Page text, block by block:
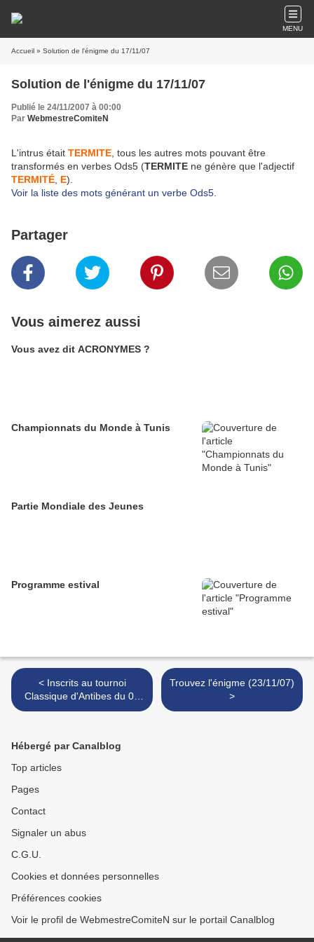
MENU
Accueil » Solution de l'énigme du 17/11/07
Solution de l'énigme du 17/11/07
Publié le 24/11/2007 à 00:00
Par WebmestreComiteN
L'intrus était TERMITE , tous les autres mots pouvant être
transformés en verbes Ods5 (TERMITE ne génère que l'adjectif
TERMITÉ E).
Voir la liste des mots générant un verbe Ods5
Partager
Vous aimerez aussi
Vous avez dit ACRONYMES ?
Championnats du Monde à Tunis
Partie Mondiale des Jeunes
Programme estival
< Inscrits au tournoi
Classique d'Antibes du 02
décembre
Trouvez l'énigme (23/11/07)
>
Hébergé par Canalblog
Top articles
Pages
Contact
Signaler un abus
C.G.U.
Cookies et données personnelles
Préférences cookies
Voir le profil de WebmestreComiteN sur le portail Canalblog